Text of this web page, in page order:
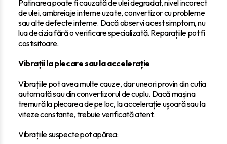
Patinarea poate fi cauzată de ulei degradat, nivel incorect
de ulei, ambreiaje interne uzate, convertizor cu probleme
sau alte defecte interne. Dacă observi acest simptom, nu
lua decizia fără o verificare specializată. Reparațiile pot fi
costisitoare.
Vibrații la plecare sau la accelerație
Vibrațiile pot avea multe cauze, dar uneori provin din cutia
automată sau din convertizorul de cuplu. Dacă mașina
tremură la plecarea de pe loc, la accelerație ușoară sau la
viteze constante, trebuie verificată atent.
Vibrațiile suspecte pot apărea: